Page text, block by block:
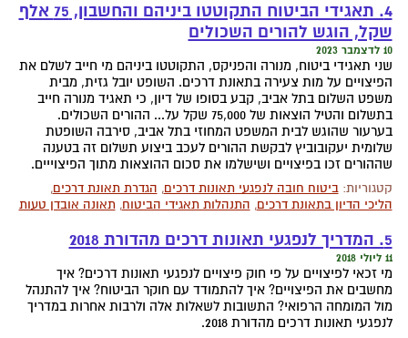
4. תאגידי הביטוח התקוטטו ביניהם והחשבון, 75 אלף
שקל, הוגש להורים השכולים
10 לדצמבר 2023
שני תאגידי ביטוח, מנורה והפניקס, התקוטטו ביניהם מי חייב לשלם את
הפיצויים על מות צעירה בתאונת דרכים. השופט יובל גזית, מבית
משפט השלום בתל אביב, קבע בסופו של דיון, כי תאגיד מנורה חייב
בתשלום והטיל הוצאות של 75,000 שקל על... ההורים השכולים.
בערעור שהוגש לבית המשפט המחוזי בתל אביב, סירבה השופטת
שלומית יעקובוביץ לבקשת ההורים לעכב ביצוע תשלום זה בטענה
שההורים זכו בפיצויים ושישלמו את סכום ההוצאות מתוך הפיצוייים.
קטגוריות:ביטוח חובה לנפגעי תאונות דרכים, הגדרת תאונת דרכים,
הליכי הדיון בתאונת דרכים, התנהלות תאגידי הביטוח,תאונה אובדן טעות
5. המדריך לנפגעי תאונות דרכים מהדורת 2018
11 ליולי 2018
מי זכאי לפיצויים על פי חוק פיצויים לנפגעי תאונות דרכים? איך
מחשבים את הפיצויים? איך להתמודד עם חוקר הביטוח? איך להתנהל
מול המומחה הרפואי? התשובות לשאלות אלה ולרבות אחרות במדריך
לנפגעי תאונות דרכים מהדורת 2018.